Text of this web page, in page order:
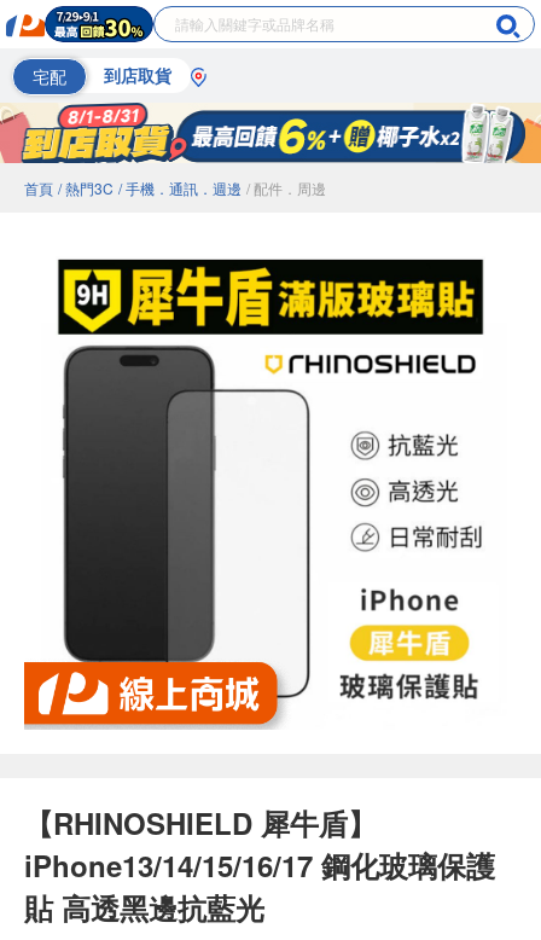
宅配 到店取貨
首頁 / 熱門3C / 手機．通訊．週邊 / 配件．周邊
【RHINOSHIELD 犀牛盾】
iPhone13/14/15/16/17 鋼化玻璃保護
貼 高透黑邊抗藍光